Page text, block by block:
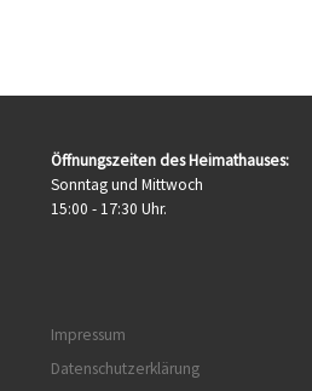
Öffnungszeiten des Heimathauses:
Sonntag und Mittwoch
15:00 - 17:30 Uhr.
Impressum
Datenschutzerklärung